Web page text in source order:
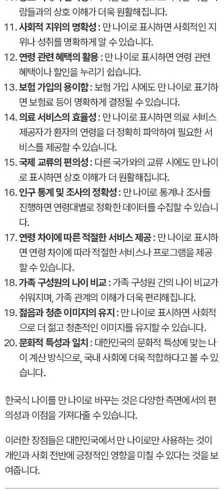
람들과의 상호 이해가 더욱 원활해집니다.
사회적 지위의 명확성 : 만 나이로 표시하면 사회적인 지
위나 성취를 명확하게 알 수 있습니다.
연령 관련 혜택의 활용 :만 나이로 표시하면 연령 관련
혜택이나 할인을 누리기 쉽습니다.
보험 가입의 용이함 : 보험 가입 시에도 만 나이로 표기하
면 보험료 등이 명확하게 결정될 수 있습니다.
의료 서비스의 효율성 : 만 나이로 표시하면 의료 서비스
제공자가 환자의 연령을 더 정확히 파악하여 필요한 서
비스를 제공할 수 있습니다.
국제 교류의 편의성 : 다른 국가와의 교류 시에도 만 나이
로 표시하면 상호 이해가 더 원활해집니다.
인구 통계 및 조사의 정확성 : 만 나이로 통계나 조사를
진행하면 연령대별로 정확한 데이터를 수집할 수 있습니
다.
연령 차이에 따른 적절한 서비스 제공 : 만 나이로 표시하
면 연령 차이에 따라 적절한 서비스나 프로그램을 제공
할 수 있습니다.
가족 구성원의 나이 비교 : 가족 구성원 간의 나이 비교가
쉬워지며, 가족 관계의 이해가 더욱 편리해집니다.
젊음과 청춘 이미지의 유지 : 만 나이로 표시하면 사회적
으로 더 젊고 청춘적인 이미지를 유지할 수 있습니다.
문화적 특성과 일치 : 대한민국의 문화적 특성에 맞는 나
이 계산 방식으로, 국내 사회에 더욱 적합하다고 볼 수 있
습니다.
한국식 나이를 만 나이로 바꾸는 것은 다양한 측면에서의 편
의성과 이점을 가져다줄 수 있습니다.
이러한 장점들은 대한민국에서 만 나이로만 사용하는 것이
개인과 사회 전반에 긍정적인 영향을 미칠 수 있다는 것을 보
여줍니다.